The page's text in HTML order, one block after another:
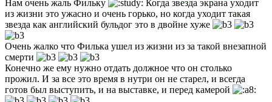
Нам очень жаль Фильку
Когда звезда экрана уходит
из жизни это ужасно и очень горько, но когда уходит такая
звезда как английский бульдог это в двойне хуже
Очень жалко что Филька ушел из жизни из за такой внезапной
смерти
Конечно же ему нужно отдать должное что он столько
прожил. И за все это время в нутри он не старел, и всегда
готов был выступить, и на выставке, и перед камерой